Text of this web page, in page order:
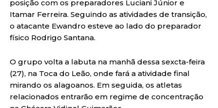
posição com os preparadores Luciani Júnior e
Itamar Ferreira. Seguindo as atividades de transição,
o atacante Ewandro esteve ao lado do preparador
físico Rodrigo Santana.
O grupo volta a labuta na manhã dessa sexcta-feira
(27), na Toca do Leão, onde fará a atividade final
mirando os alagoanos. Em seguida, os atletas
relacionados entrarão em regime de concentração